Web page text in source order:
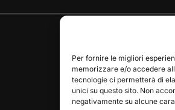
Per fornire le migliori
memorizzare e/o accedere
tecnologie ci permetterà di
unici su questo sito. Non
negativamente su alcune